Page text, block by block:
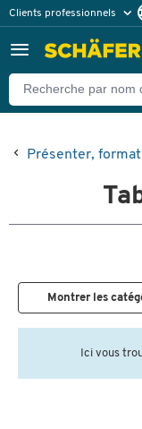
Clients professionnels
Clients particuliers
Présenter,
Montrer les
Ici vous